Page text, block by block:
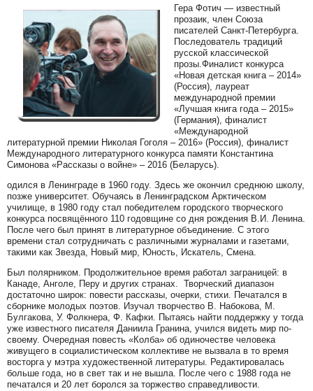
Гера Фотич — известный
прозаик, член Союза
писателей Санкт-Петербурга.
Последователь традиций
русской классической
прозы.Финалист конкурса
«Новая детская книга – 2014»
(Россия), лауреат
международной премии
«Лучшая книга года – 2015»
(Германия), финалист
«Международной
литературной премии Николая Гоголя – 2016» (Россия), финалист
Международного литературного конкурса памяти Константина
Симонова «Рассказы о войне» – 2016 (Беларусь).
одился в Ленинграде в 1960 году. Здесь же окончил среднюю школу,
позже университет. Обучаясь в Ленинградском Арктическом
училище, в 1980 году стал победителем городского творческого
конкурса посвящённого 110 годовщине со дня рождения В.И. Ленина.
После чего был принят в литературное объединение. С этого
времени стал сотрудничать с различными журналами и газетами,
такими как Звезда, Новый мир, Юность, Искатель, Смена.
Был полярником. Продолжительное время работал заграницей: в
Канаде, Анголе, Перу и других странах. Творческий диапазон
достаточно широк: повести рассказы, очерки, стихи. Печатался в
сборнике молодых поэтов. Изучал творчество В. Набокова, М.
Булгакова, У. Фолкнера, Ф. Кафки. Пытаясь найти поддержку у тогда
уже известного писателя Даниила Гранина, учился видеть мир по-
своему. Очередная повесть «Колба» об одиночестве человека
живущего в социалистическом коллективе не вызвала в то время
восторга у мэтра художественной литературы. Редактировалась
больше года, но в свет так и не вышла. После чего с 1988 года не
печатался и 20 лет боролся за торжество справедливости.